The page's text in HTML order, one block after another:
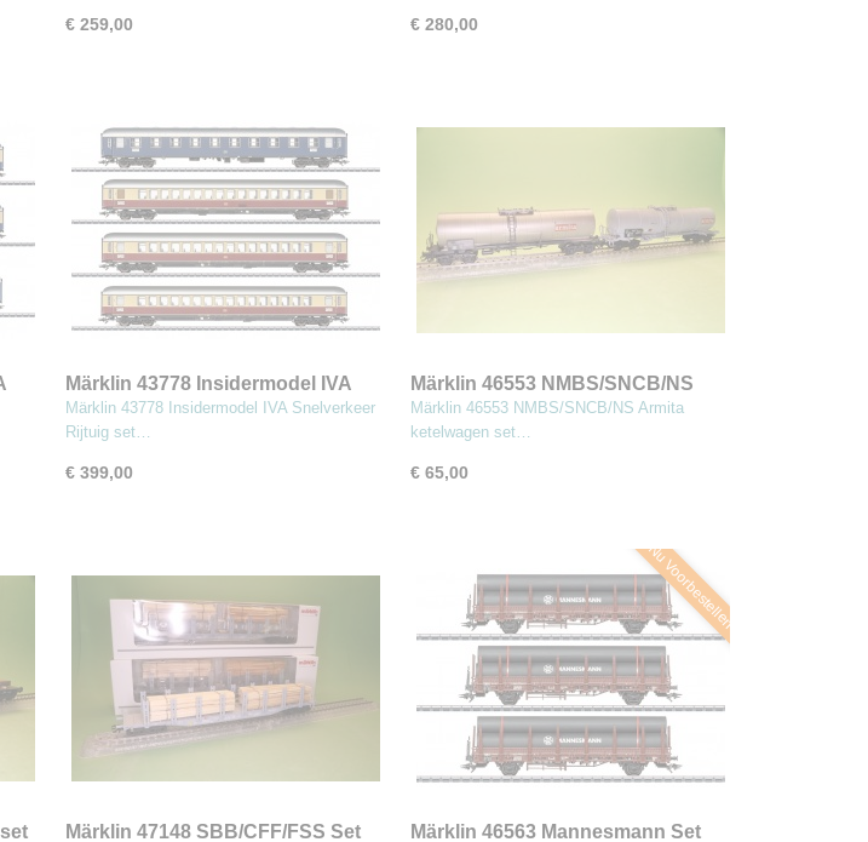
€ 259,00 € 280,00
Märklin 43778 Insidermodel IVA
Snelverkeer Rijtuig set 1
Märklin 43778 Insidermodel IVA Snelverkeer
Rijtuig set…
€ 399,00
Märklin 46553 NMBS/SNCB/NS
Armita ketelwagen set
Märklin 46553 NMBS/SNCB/NS Armita
ketelwagen set…
€ 65,00
Märklin 47148 SBB/CFF/FSS Set
Nu Voorbestellen
Märklin 46563 Mannesmann Set